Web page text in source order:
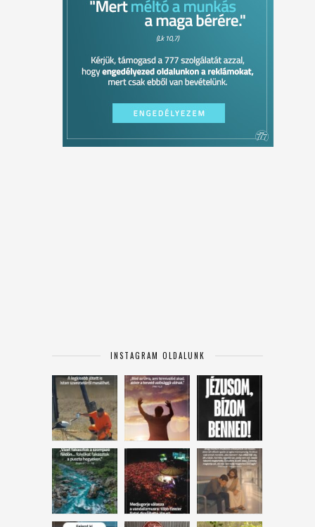
INSTAGRAM OLDALUNK